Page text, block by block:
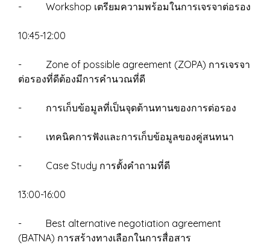
- Workshop เตรียมความพร้อมในการเจรจาต่อรอง
10:45-12:00
- Zone of possible agreement (ZOPA) การเจรจา
ต่อรองที่ดีต้องมีการคำนวณที่ดี
- การเก็บข้อมูลที่เป็นจุดต้านทานของการต่อรอง
- เทคนิคการฟังและการเก็บข้อมูลของคู่สนทนา
- Case Study การตั้งคำถามที่ดี
13:00-16:00
- Best alternative negotiation agreement
(BATNA) การสร้างทางเลือกในการสื่อสาร